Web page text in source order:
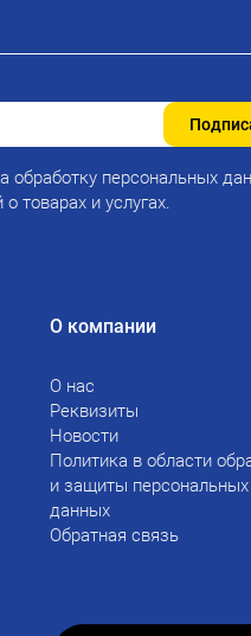
обработку персональных
товарах и услугах.
О компании
О нас
Реквизиты
Новости
Политика в области
и защиты персональных
данных
Обратная связь